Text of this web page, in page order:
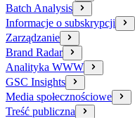
Batch Analysis
Informacje o subskrypcji
Zarządzanie
Brand Radar
Analityka WWW
GSC Insights
Media społecznościowe
Treść publiczna